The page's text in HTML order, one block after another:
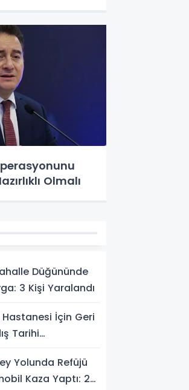
Olmalı
Düğününde
3 Kişi Yaralandı
Hastanesi İçin Geri
Tarihi
Yolunda Refüjü
Kaza Yaptı: 2